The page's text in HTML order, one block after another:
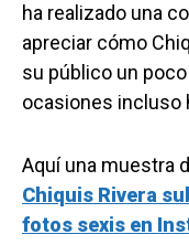
ha realizado una
apreciar cómo
su público un
ocasiones incluso
Aquí una muestra
Chiquis Rivera
fotos sexis en